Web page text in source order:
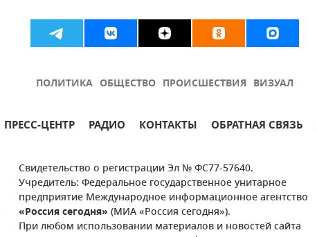
ПОЛИТИКА ОБЩЕСТВО ПРОИСШЕСТВИЯ ВИЗУАЛ
ПРЕСС-ЦЕНТР РАДИО КОНТАКТЫ ОБРАТНАЯ СВЯЗЬ
Свидетельство о регистрации Эл № ФС77-57640.
Учредитель: Федеральное государственное унитарное
предприятие Международное информационное агентство
«Россия сегодня» (МИА «Россия сегодня»).
При любом использовании материалов и новостей сайта